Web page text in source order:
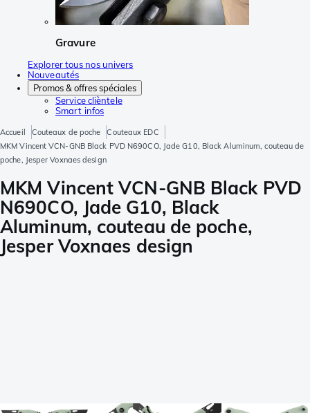
Gravure
Explorer tous nos univers
Nouveautés
Promos & offres spéciales
Service clièntele
Smart infos
Accueil Couteaux de poche
Couteaux EDC
MKM Vincent VCN-GNB Black PVD N690CO, Jade G10, Black Aluminum, couteau de
poche, Jesper Voxnaes design
MKM Vincent VCN-GNB Black PVD
N690CO, Jade G10, Black
Aluminum, couteau de poche,
Jesper Voxnaes design